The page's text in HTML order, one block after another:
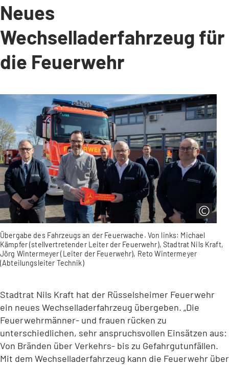
Neues
Wechselladerfahrzeug für
die Feuerwehr
Übergabe des Fahrzeugs an der Feuerwache. Von links: Michael
Kämpfer (stellvertretender Leiter der Feuerwehr), Stadtrat Nils Kraft,
Jörg Wintermeyer (Leiter der Feuerwehr), Reto Wintermeyer
(Abteilungsleiter Technik)
Stadtrat Nils Kraft hat der Rüsselsheimer Feuerwehr
ein neues Wechselladerfahrzeug übergeben. „Die
Feuerwehrmänner- und frauen rücken zu
unterschiedlichen, sehr anspruchsvollen Einsätzen aus:
Von Bränden über Verkehrs- bis zu Gefahrgutunfällen.
Mit dem Wechselladerfahrzeug kann die Feuerwehr über